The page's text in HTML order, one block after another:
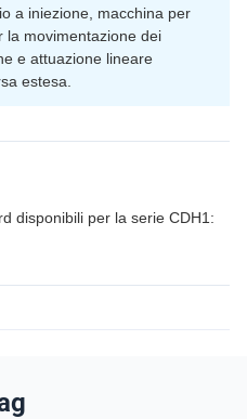
a iniezione, macchina per
la movimentazione dei
e attuazione lineare
estesa.
disponibili per la serie CDH1: